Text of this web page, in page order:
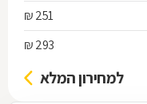
251 ₪
293 ₪
למחירון המלא